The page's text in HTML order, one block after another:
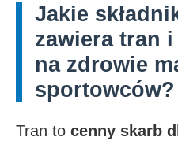
Jakie
zawiera tran i
na zdrowie
sportowców?
Tran to cenny skarb